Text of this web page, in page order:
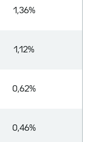
1,36%
1,12%
0,62%
0,46%